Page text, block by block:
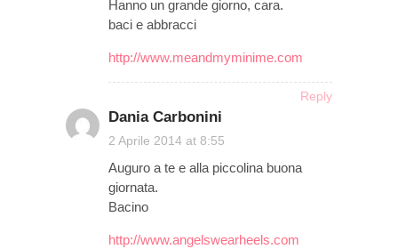
Hanno un grande giorno, cara.
baci e abbracci
http://www.meandmyminime.com
Reply
Dania Carbonini
2 Aprile 2014 at 8:55
Auguro a te e alla piccolina buona
giornata.
Bacino
http://www.angelswearheels.com